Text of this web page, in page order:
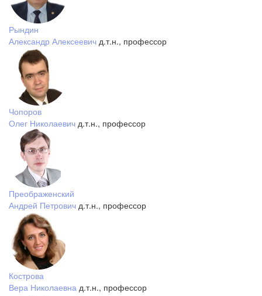
Рындин
Александр Алексеевич д.т.н., профессор
Чопоров
Олег Николаевич д.т.н., профессор
Преображенский
Андрей Петрович д.т.н., профессор
Кострова
Вера Николаевна д.т.н., профессор